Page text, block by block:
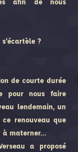
?
de courte durée
pour nous faire
lendemain, un
renouveau que
à materner…
a proposé